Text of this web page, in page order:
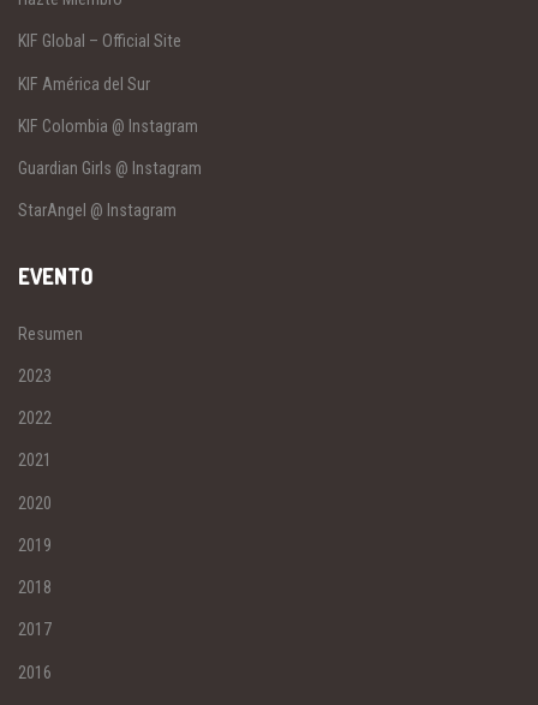
KIF Global – Official Site
KIF América del Sur
KIF Colombia @ Instagram
Guardian Girls @ Instagram
StarAngel @ Instagram
EVENTO
Resumen
2023
2022
2021
2020
2019
2018
2017
2016